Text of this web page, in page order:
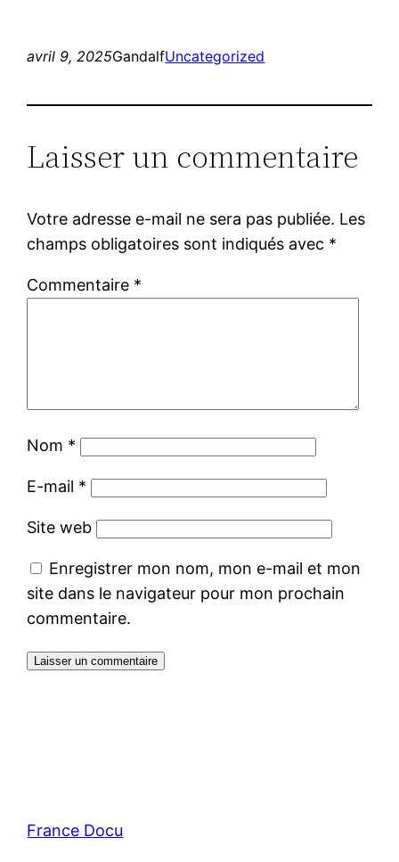
avril 9, 2025GandalfUncategorized
Laisser un commentaire
Votre adresse e-mail ne sera pas publiée. Les
champs obligatoires sont indiqués avec *
Commentaire *
Nom *
E-mail *
Site web
Enregistrer mon nom, mon e-mail et mon
site dans le navigateur pour mon prochain
commentaire.
France Docu